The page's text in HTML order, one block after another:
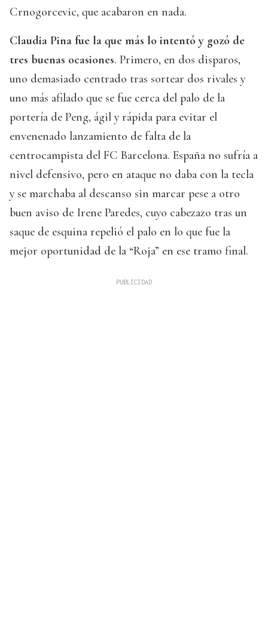
Crnogorcevic, que acabaron en nada.
Claudia Pina fue la que más lo intentó y gozó de
tres buenas ocasiones. Primero, en dos disparos,
uno demasiado centrado tras sortear dos rivales y
uno más afilado que se fue cerca del palo de la
portería de Peng, ágil y rápida para evitar el
envenenado lanzamiento de falta de la
centrocampista del FC Barcelona. España no sufría a
nivel defensivo, pero en ataque no daba con la tecla
y se marchaba al descanso sin marcar pese a otro
buen aviso de Irene Paredes, cuyo cabezazo tras un
saque de esquina repelió el palo en lo que fue la
mejor oportunidad de la “Roja” en ese tramo final.